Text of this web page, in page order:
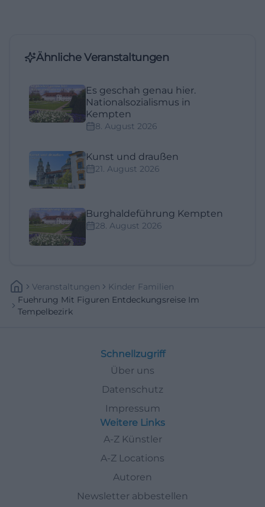
Ähnliche Veranstaltungen
Es geschah genau hier.
Nationalsozialismus in
Kempten
8. August 2026
Kunst und draußen
21. August 2026
Burghaldeführung Kempten
28. August 2026
Veranstaltungen
Kinder Familien
Fuehrung Mit Figuren Entdeckungsreise Im
Tempelbezirk
Schnellzugriff
Über uns
Datenschutz
Impressum
Weitere Links
A-Z Künstler
A-Z Locations
Autoren
Newsletter abbestellen